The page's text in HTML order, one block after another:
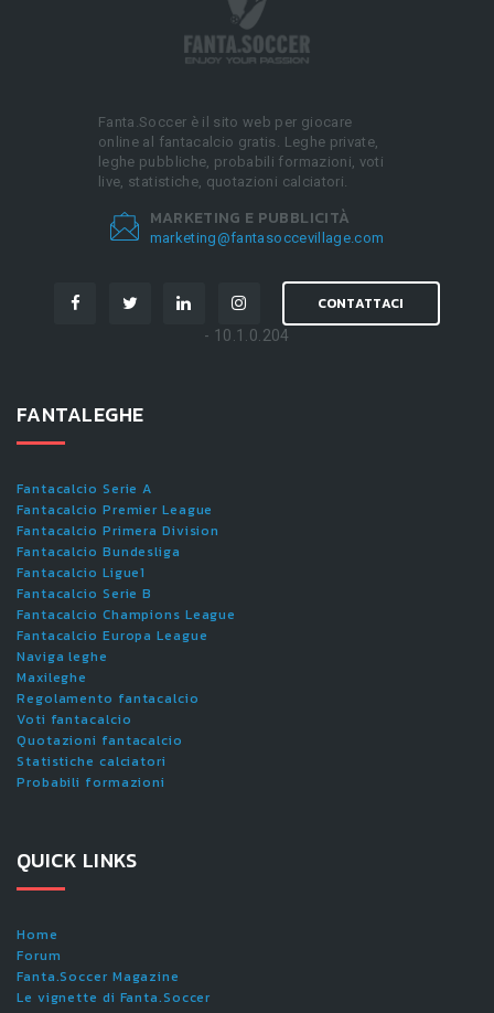
Fanta.Soccer è il sito web per giocare
online al fantacalcio gratis. Leghe private,
leghe pubbliche, probabili formazioni, voti
live, statistiche, quotazioni calciatori.
MARKETING E PUBBLICITÀ
marketing@fantasoccevillage.com
CONTATTACI
- 10.1.0.204
FANTALEGHE
Fantacalcio Serie A
Fantacalcio Premier League
Fantacalcio Primera Division
Fantacalcio Bundesliga
Fantacalcio Ligue1
Fantacalcio Serie B
Fantacalcio Champions League
Fantacalcio Europa League
Naviga leghe
Maxileghe
Regolamento fantacalcio
Voti fantacalcio
Quotazioni fantacalcio
Statistiche calciatori
Probabili formazioni
QUICK LINKS
Home
Forum
Fanta.Soccer Magazine
Le vignette di Fanta.Soccer